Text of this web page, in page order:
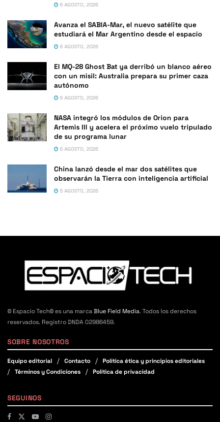
6 AGOSTO, 2026
Avanza el SABIA-Mar, el nuevo satélite que
estudiará el Mar Argentino desde el espacio
6 AGOSTO, 2026
El MQ-28 Ghost Bat ya derribó un blanco aéreo
con un misil: Australia prepara su primer caza
autónomo
6 AGOSTO, 2026
NASA integró los módulos de Orion para
Artemis III y acelera el próximo vuelo tripulado
de su programa lunar
5 AGOSTO, 2026
China lanzó desde el mar dos satélites que
observarán la Tierra con inteligencia artificial
5 AGOSTO, 2026
© Espacio Tech© es una marcaBlue Field Media. Todos los derechos
reservados. Registro DNDA 02986459.
SOBRE NOSOTROS
Equipo editorial Contacto
Política ética y principios editoriales
Términos y Condiciones
Política de privacidad
SEGUINOS